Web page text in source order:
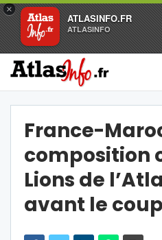
×
ATLASINFO.FR
ATLASINFO
France-
composition
Lions de
avant le